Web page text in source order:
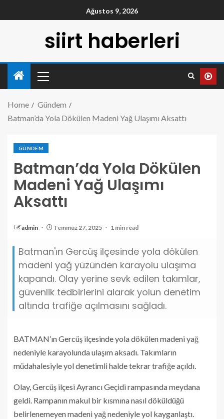
Ağustos 9, 2026
siirt haberleri
Home
Gündem
Batman’da Yola Dökülen Madeni Yağ Ulaşımı Aksattı
GÜNDEM
Batman’da Yola Dökülen
Madeni Yağ Ulaşımı
Aksattı
admin Temmuz 27, 2025 1 min read
Batman'ın Gercüş ilçesinde yola dökülen
madeni yağ yüzünden karayolu ulaşıma
kapandı. Olay yerine sevk edilen takımlar,
güvenlik tedbirlerini alarak yolun denetim
altında trafiğe açılmasını sağladı.
BATMAN’ın Gercüş ilçesinde yola dökülen madeni yağ
nedeniyle karayolunda ulaşım aksadı. Takımların
müdahalesiyle yol denetimli halde tekrar trafiğe açıldı.
Olay, Gercüş ilçesi Ayrancı Geçidi rampasında meydana
geldi. Rampanın makul bir kısmına nasıl döküldüğü
belirlenemeyen madeni yağ nedeniyle yol kayganlaştı.